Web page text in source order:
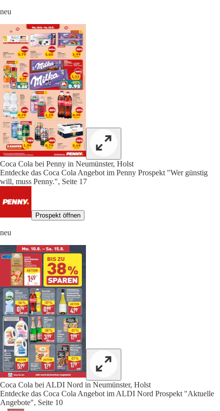
neu
Coca Cola bei Penny in Neumünster, Holst
Entdecke das Coca Cola Angebot im Penny Prospekt "Wer günstig
will, muss Penny.", Seite 17
Prospekt öffnen
neu
Coca Cola bei ALDI Nord in Neumünster, Holst
Entdecke das Coca Cola Angebot im ALDI Nord Prospekt "Aktuelle
Angebote", Seite 10